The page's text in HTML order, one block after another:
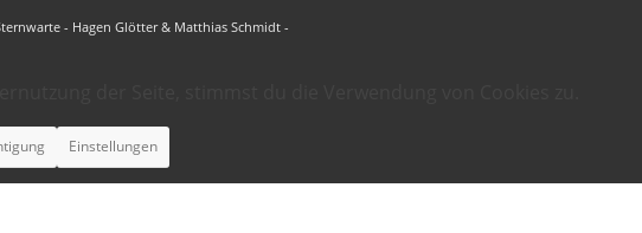
- Hagen Glötter & Matthias Schmidt -
Einstellungen